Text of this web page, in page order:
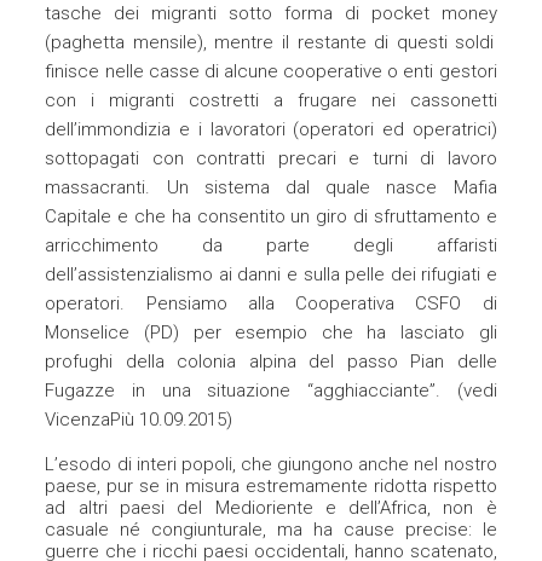
tasche dei migranti sotto forma di pocket money
(paghetta mensile), mentre il restante di questi soldi
finisce nelle casse di alcune cooperative o enti gestori
con i migranti costretti a frugare nei cassonetti
dell’immondizia e i lavoratori (operatori ed operatrici)
sottopagati con contratti precari e turni di lavoro
massacranti. Un sistema dal quale nasce Mafia
Capitale e che ha consentito un giro di sfruttamento e
arricchimento da parte degli
affaristi
dell’assistenzialismo ai danni e sulla pelle dei rifugiati e
operatori. Pensiamo alla Cooperativa CSFO di
Monselice (PD) per esempio che ha lasciato gli
profughi della colonia alpina del passo Pian delle
Fugazze in una situazione “agghiacciante”. (vedi
VicenzaPiù 10.09.2015)
L’esodo di interi popoli, che giungono anche nel nostro
paese, pur se in misura estremamente ridotta rispetto
ad altri paesi del Medioriente e dell’Africa, non è
casuale né congiunturale, ma ha cause precise: le
guerre che i ricchi paesi occidentali, hanno scatenato,